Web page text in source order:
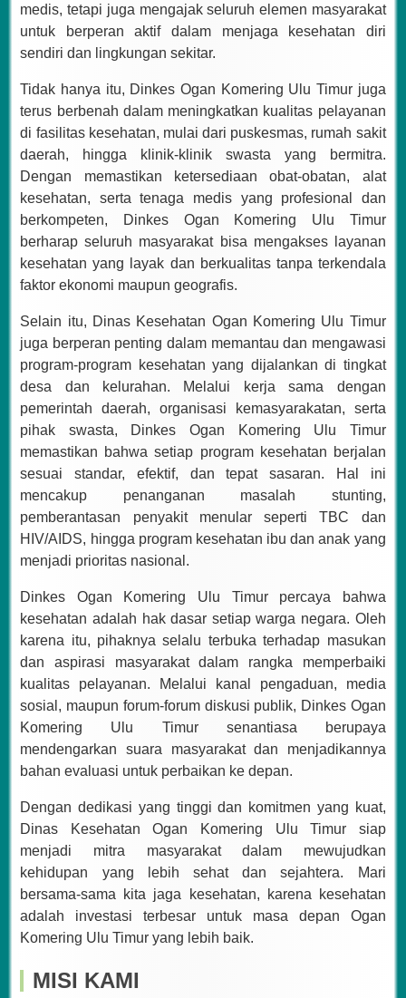
medis, tetapi juga mengajak seluruh elemen masyarakat
untuk berperan aktif dalam menjaga kesehatan diri
sendiri dan lingkungan sekitar.
Tidak hanya itu, Dinkes Ogan Komering Ulu Timur juga
terus berbenah dalam meningkatkan kualitas pelayanan
di fasilitas kesehatan, mulai dari puskesmas, rumah sakit
daerah, hingga klinik-klinik swasta yang bermitra.
Dengan memastikan ketersediaan obat-obatan, alat
kesehatan, serta tenaga medis yang profesional dan
berkompeten, Dinkes Ogan Komering Ulu Timur
berharap seluruh masyarakat bisa mengakses layanan
kesehatan yang layak dan berkualitas tanpa terkendala
faktor ekonomi maupun geografis.
Selain itu, Dinas Kesehatan Ogan Komering Ulu Timur
juga berperan penting dalam memantau dan mengawasi
program-program kesehatan yang dijalankan di tingkat
desa dan kelurahan. Melalui kerja sama dengan
pemerintah daerah, organisasi kemasyarakatan, serta
pihak swasta, Dinkes Ogan Komering Ulu Timur
memastikan bahwa setiap program kesehatan berjalan
sesuai standar, efektif, dan tepat sasaran. Hal ini
mencakup penanganan masalah stunting,
pemberantasan penyakit menular seperti TBC dan
HIV/AIDS, hingga program kesehatan ibu dan anak yang
menjadi prioritas nasional.
Dinkes Ogan Komering Ulu Timur percaya bahwa
kesehatan adalah hak dasar setiap warga negara. Oleh
karena itu, pihaknya selalu terbuka terhadap masukan
dan aspirasi masyarakat dalam rangka memperbaiki
kualitas pelayanan. Melalui kanal pengaduan, media
sosial, maupun forum-forum diskusi publik, Dinkes Ogan
Komering Ulu Timur senantiasa berupaya
mendengarkan suara masyarakat dan menjadikannya
bahan evaluasi untuk perbaikan ke depan.
Dengan dedikasi yang tinggi dan komitmen yang kuat,
Dinas Kesehatan Ogan Komering Ulu Timur siap
menjadi mitra masyarakat dalam mewujudkan
kehidupan yang lebih sehat dan sejahtera. Mari
bersama-sama kita jaga kesehatan, karena kesehatan
adalah investasi terbesar untuk masa depan Ogan
Komering Ulu Timur yang lebih baik.
MISI KAMI